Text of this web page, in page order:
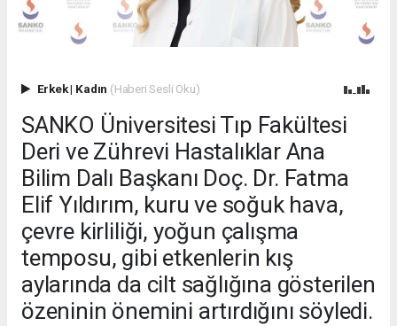
Erkek| Kadın (Haberi Sesli Oku)
SANKO Üniversitesi Tıp Fakültesi
Deri ve Zührevi Hastalıklar Ana
Bilim Dalı Başkanı Doç. Dr. Fatma
Elif Yıldırım, kuru ve soğuk hava,
çevre kirliliği, yoğun çalışma
temposu, gibi etkenlerin kış
aylarında da cilt sağlığına gösterilen
özeninin önemini artırdığını söyledi.